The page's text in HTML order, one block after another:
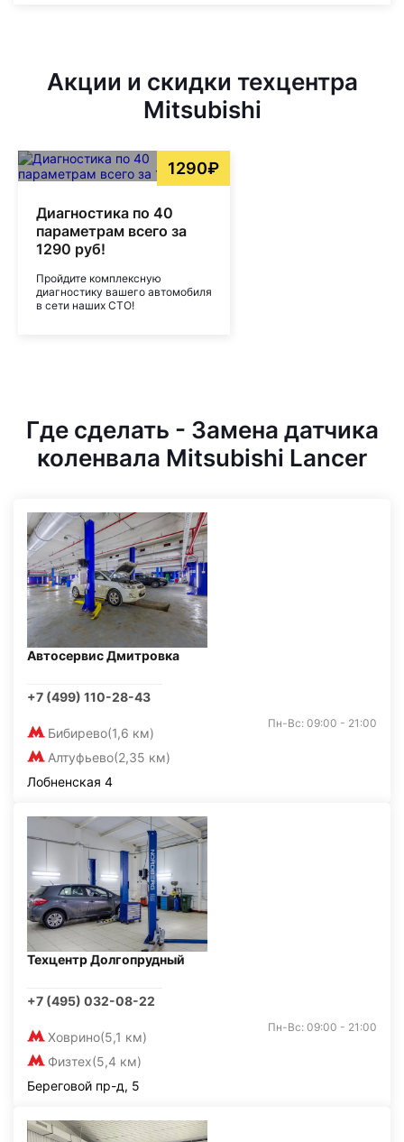
Акции и скидки техцентра
Mitsubishi
1290₽
Диагностика по 40
параметрам всего за
1290 руб!
Пройдите комплексную
диагностику вашего автомобиля
в сети наших СТО!
Где сделать - Замена датчика
коленвала Mitsubishi Lancer
Автосервис Дмитровка
+7 (499) 110-28-43
Бибирево(1,6 км)
Алтуфьево(2,35 км)
Пн-Вс: 09:00 - 21:00
Лобненская 4
Техцентр Долгопрудный
+7 (495) 032-08-22
Ховрино(5,1 км)
Физтех(5,4 км)
Пн-Вс: 09:00 - 21:00
Береговой пр-д, 5